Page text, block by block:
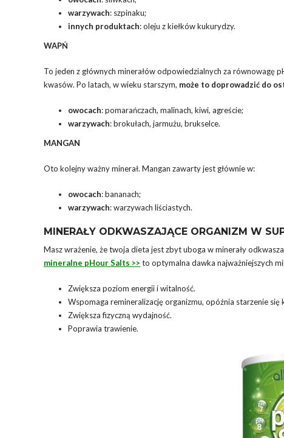
warzywach: szpinaku;
innych produktach: oleju z kiełków kukurydzy.
WAPŃ
To jeden z głównych minerałów odpowiedzialnych za równowagę
kwasów. Po latach, w wieku starszym, może to doprowadzić do
owocach: pomarańczach, malinach, kiwi, agreście;
warzywach: brokułach, jarmużu, brukselce.
MANGAN
Oto kolejny ważny minerał. Mangan zawarty jest głównie w:
owocach: bananach;
warzywach: warzywach liściastych.
MINERAŁY ODKWASZAJĄCE ORGANIZM W
Masz wrażenie, że twoja dieta jest zbyt uboga w minerały
mineralne pHour Salts >> to optymalna dawka najważniejszych
Zwiększa poziom energii i witalność.
Wspomaga remineralizację organizmu, opóźnia starzenie się
Zwiększa fizyczną wydajność.
Poprawia trawienie.